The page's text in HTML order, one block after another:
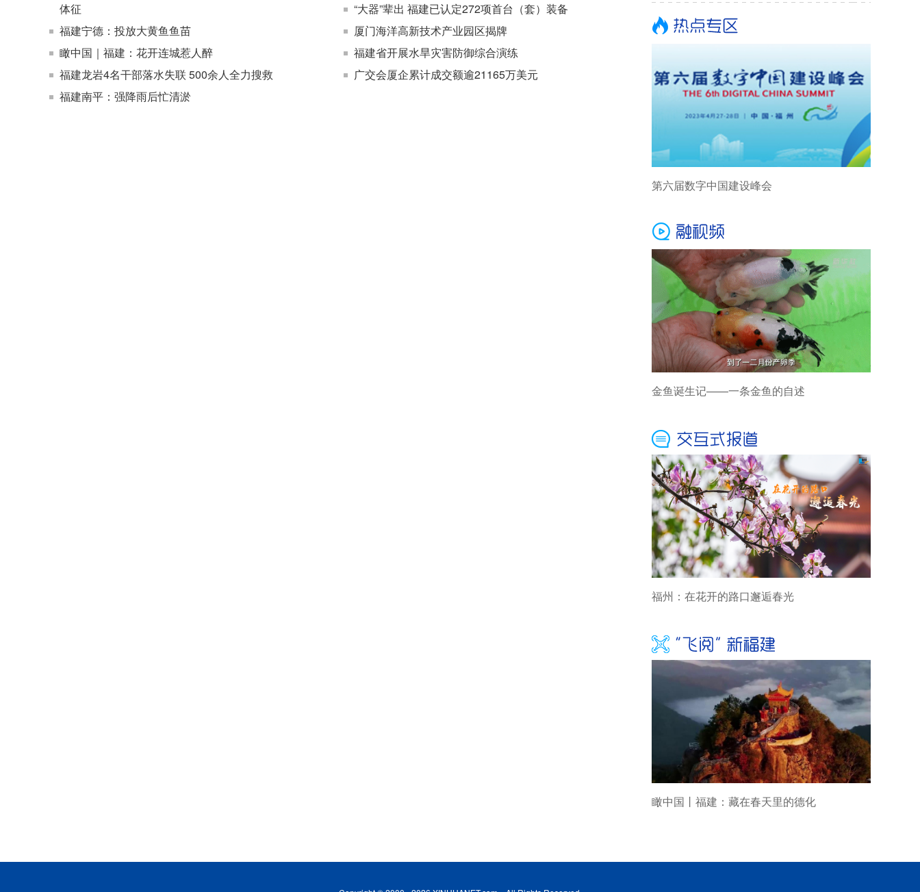
体征
福建宁德：投放大黄鱼鱼苗
瞰中国｜福建：花开连城惹人醉
福建龙岩4名干部落水失联 500余人全力搜救
福建南平：强降雨后忙清淤
“大器”辈出 福建已认定272项首台（套）装备
厦门海洋高新技术产业园区揭牌
福建省开展水旱灾害防御综合演练
广交会厦企累计成交额逾21165万美元
第六届数字中国建设峰会
金鱼诞生记——一条金鱼的自述
福州：在花开的路口邂逅春光
瞰中国丨福建：藏在春天里的德化